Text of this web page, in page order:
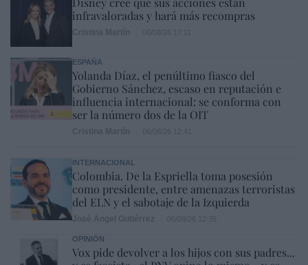
infravaloradas y hará más recompras
ESPAÑA
Yolanda Díaz, el penúltimo fiasco del
Gobierno Sánchez, escaso en reputación e
influencia internacional: se conforma con
ser la número dos de la OIT
INTERNACIONAL
Colombia. De la Espriella toma posesión
como presidente, entre amenazas terroristas
del ELN y el sabotaje de la Izquierda
OPINIÓN
Vox pide devolver a los hijos con sus padres...